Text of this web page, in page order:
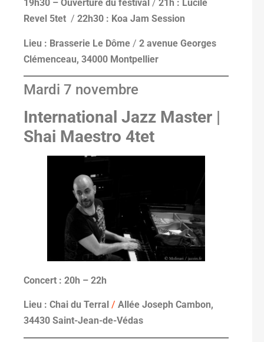
19h30 – Ouverture du festival / 21h : Lucile
Revel 5tet / 22h30 : Koa Jam Session
Lieu : Brasserie Le Dôme / 2 avenue Georges
Clémenceau, 34000 Montpellier
Mardi 7 novembre
International Jazz Master |
Shai Maestro 4tet
Concert : 20h – 22h
Lieu : Chai du Terral / Allée Joseph Cambon,
34430 Saint-Jean-de-Védas